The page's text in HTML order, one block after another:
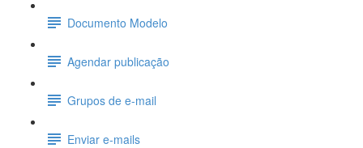
Documento Modelo
Agendar publicação
Grupos de e-mail
Enviar e-mails